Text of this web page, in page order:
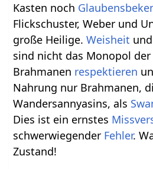
Kasten noch
Flickschuster, Weber und
große Heilige.Weisheit und
sind nicht das Monopol der
Brahmanen respektieren
Nahrung nur Brahmanen,
Wandersannyasins, als
Dies ist ein ernstes
schwerwiegender Fehler.
Zustand!